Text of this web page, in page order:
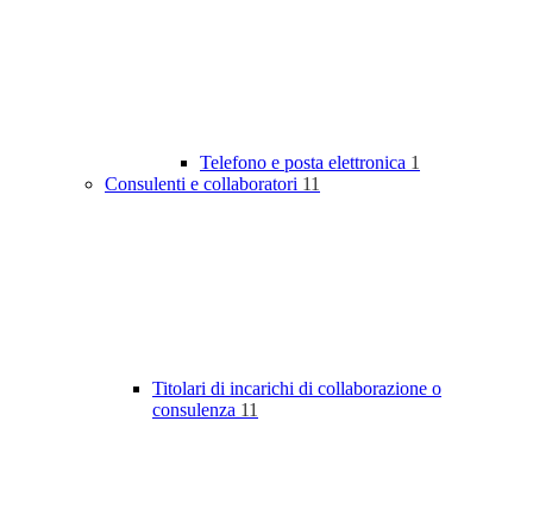
Telefono e posta elettronica 1
Consulenti e collaboratori 11
Titolari di incarichi di collaborazione o
consulenza 11